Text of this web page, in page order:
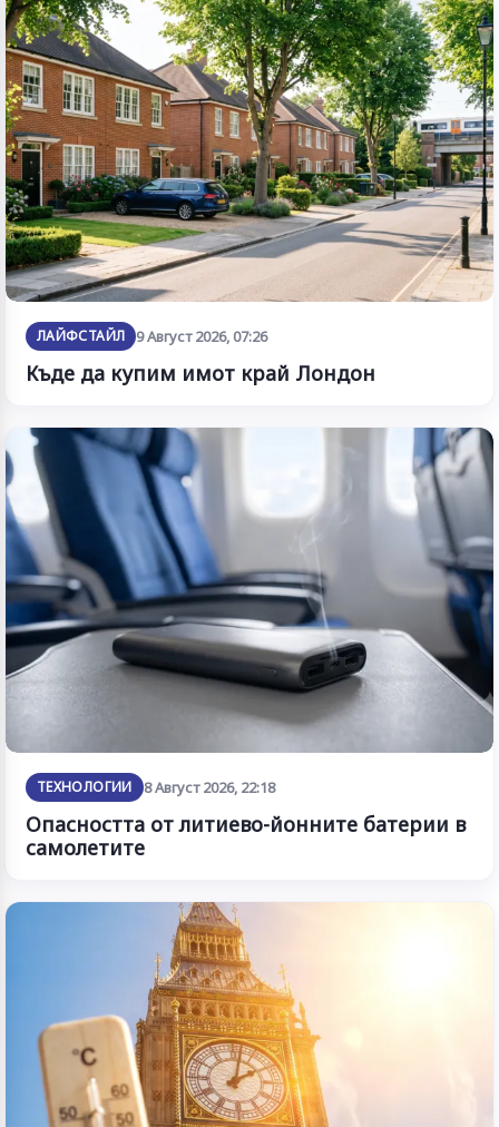
ЛАЙФСТАЙЛ 9 Август 2026, 07:26
Къде да купим имот край Лондон
ТЕХНОЛОГИИ 8 Август 2026, 22:18
Опасността от литиево-йонните батерии в
самолетите